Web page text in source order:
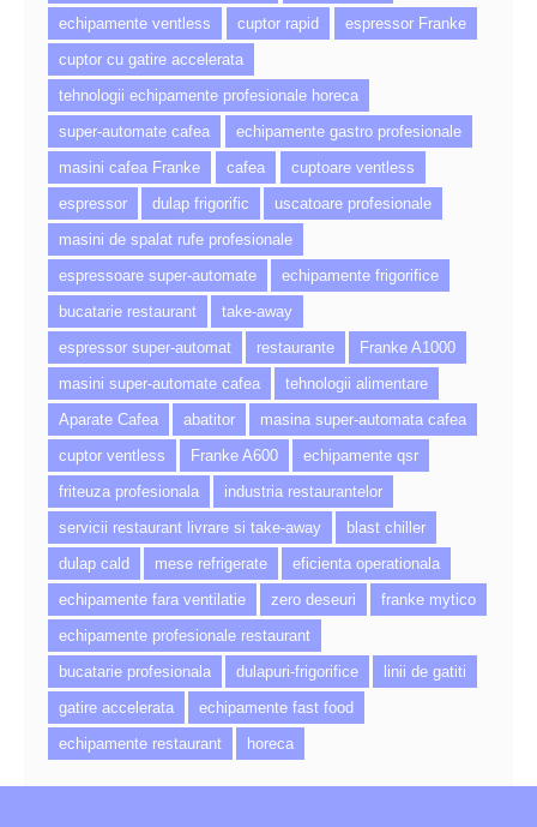
echipamente ventless
cuptor rapid
espressor Franke
cuptor cu gatire accelerata
tehnologii echipamente profesionale horeca
super-automate cafea
echipamente gastro profesionale
masini cafea Franke
cafea
cuptoare ventless
espressor
dulap frigorific
uscatoare profesionale
masini de spalat rufe profesionale
espressoare super-automate
echipamente frigorifice
bucatarie restaurant
take-away
espressor super-automat
restaurante
Franke A1000
masini super-automate cafea
tehnologii alimentare
Aparate Cafea
abatitor
masina super-automata cafea
cuptor ventless
Franke A600
echipamente qsr
friteuza profesionala
industria restaurantelor
servicii restaurant livrare si take-away
blast chiller
dulap cald
mese refrigerate
eficienta operationala
echipamente fara ventilatie
zero deseuri
franke mytico
echipamente profesionale restaurant
bucatarie profesionala
dulapuri-frigorifice
linii de gatiti
gatire accelerata
echipamente fast food
echipamente restaurant
horeca